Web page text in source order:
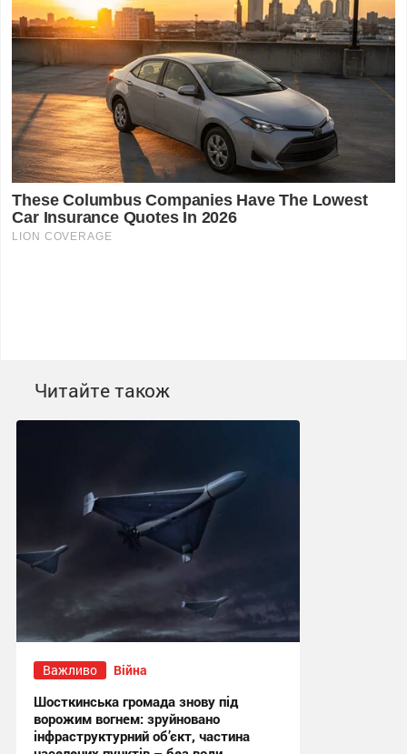
Читайте також
Важливо Війна
Шосткинська громада знову під
ворожим вогнем: зруйновано
інфраструктурний об’єкт, частина